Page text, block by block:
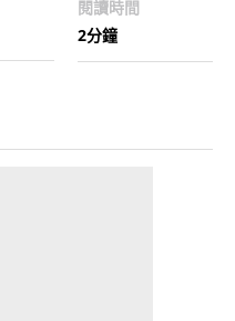
閱讀時間
2分鐘